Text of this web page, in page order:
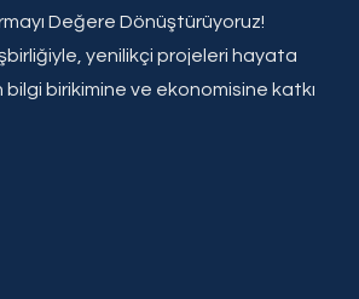
Değere Dönüştürüyoruz!
yenilikçi projeleri hayata
birikimine ve ekonomisine katkı